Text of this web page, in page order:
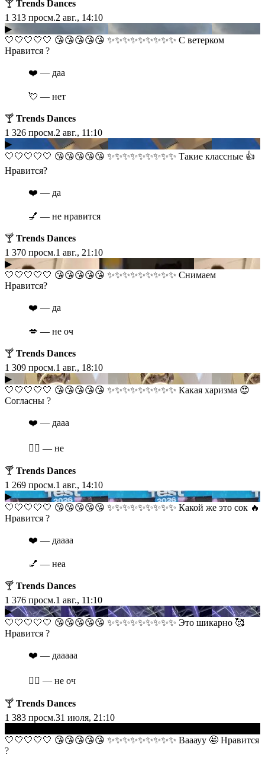
🍸 Trends Dances
1 313 просм.2 авг., 14:10
▶
​​🤍🤍🤍🤍🤍 😘😘😘😘😘 ✨✨✨✨✨✨✨✨✨ С ветерком
Нравится ?
❤️ — даа
💘 — нет
🍸 Trends Dances
1 326 просм.2 авг., 11:10
▶
​​🤍🤍🤍🤍🤍 😘😘😘😘😘 ✨✨✨✨✨✨✨✨✨ Такие классные 👍
Нравится?
❤️ — да
💅 — не нравится
🍸 Trends Dances
1 370 просм.1 авг., 21:10
▶
​​🤍🤍🤍🤍🤍 😘😘😘😘😘 ✨✨✨✨✨✨✨✨✨ Снимаем
Нравится?
❤️ — да
💋 — не оч
🍸 Trends Dances
1 309 просм.1 авг., 18:10
▶
​​🤍🤍🤍🤍🤍 😘😘😘😘😘 ✨✨✨✨✨✨✨✨✨ Какая харизма 😍
Согласны ?
❤️ — дааа
❤️‍🔥 — не
🍸 Trends Dances
1 269 просм.1 авг., 14:10
▶
​​🤍🤍🤍🤍🤍 😘😘😘😘😘 ✨✨✨✨✨✨✨✨✨ Какой же это сок 🔥
Нравится ?
❤️ — даааа
💅 — неа
🍸 Trends Dances
1 376 просм.1 авг., 11:10
▶
​​🤍🤍🤍🤍🤍 😘😘😘😘😘 ✨✨✨✨✨✨✨✨✨ Это шикарно 🥰
Нравится ?
❤️ — дааааа
❤️‍🔥 — не оч
🍸 Trends Dances
1 383 просм.31 июля, 21:10
​​🤍🤍🤍🤍🤍 😘😘😘😘😘 ✨✨✨✨✨✨✨✨✨ Вааауу 🤩 Нравится
?